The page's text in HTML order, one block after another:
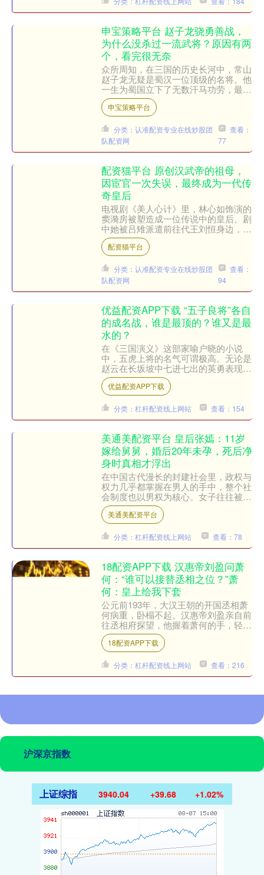
申宝策略平台 赵子龙骁勇善战，
为什么没杀过一流武将？原因有两
个，看完很无奈
众所周知，在三国的历史长河中，常山
赵子龙无疑是蜀汉一位顶级的名将。他
一生为蜀国立下了无数汗马功劳，最为
人们津津乐道的是那位孤身闯入曹营、
誓死救下刘禅阿斗的故事。....
申宝策略平台
分类：认准配资专业在线炒股团
队配资网
查看：
77
配资猫平台 原创汉武帝的祖母，
因宦官一次失误，最终成为一代传
奇皇后
电视剧《美人心计》里，林心如饰演的
窦漪房被塑造成一位传说中的皇后。剧
中她被吕雉派遣前往代王刘恒身边，充
当一个隐秘的监视者，负责观察并记录
刘恒的日常起居、喜怒哀乐....
配资猫平台
分类：认准配资专业在线炒股团
队配资网
查看：
94
优益配资APP下载 “五子良将”各自
的成名战，谁是最顶的？谁又是最
水的？
在《三国演义》这部家喻户晓的小说
中，五虎上将的名气可谓极高。无论是
赵云在长坂坡中七进七出的英勇表现，
还是关羽的单刀赴会、刮骨疗毒等传奇
事迹，都让人津津乐道。然而....
优益配资APP下载
分类：杠杆配资线上网站 查看：154
美通美配资平台 皇后张嫣：11岁
嫁给舅舅，婚后20年未孕，死后净
身时真相才浮出
在中国古代漫长的封建社会里，政权与
权力几乎都掌握在男人的手中，整个社
会制度也以男权为核心。女子往往被视
为男性的附属品，她们既没有独立的自
我意识，也缺乏选择自己命....
美通美配资平台
分类：杠杆配资线上网站 查看：78
18配资APP下载 汉惠帝刘盈问萧
何：“谁可以接替丞相之位？”萧
何：皇上给我下套
公元前193年，大汉王朝的开国丞相萧
何病重，卧榻不起。汉惠帝刘盈亲自前
往丞相府探望，他握着萧何的手，轻声
却意味深长地问：“丞相若百年之后，
谁可以继承你的职位？”....
18配资APP下载
分类：杠杆配资线上网站 查看：216
沪深京指数
上证综指 3940.04 +39.68 +1.02%